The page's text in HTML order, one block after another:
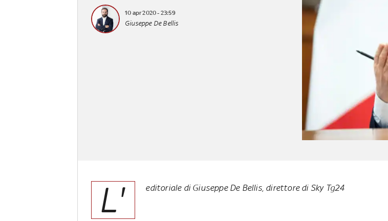
10 apr 2020 - 23:59
Giuseppe De Bellis
L' editoriale di Giuseppe De Bellis, direttore di Sky Tg24